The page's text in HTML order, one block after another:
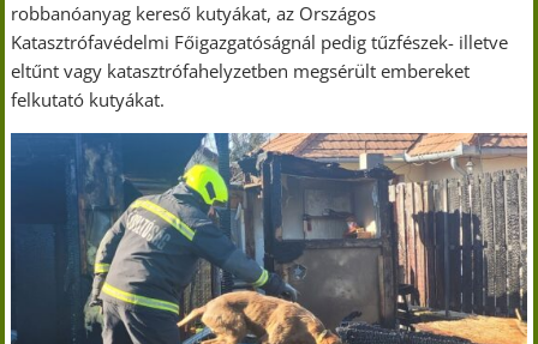
robbanóanyag kereső kutyákat, az Országos
Katasztrófavédelmi Főigazgatóságnál pedig tűzfészek- illetve
eltűnt vagy katasztrófahelyzetben megsérült embereket
felkutató kutyákat.